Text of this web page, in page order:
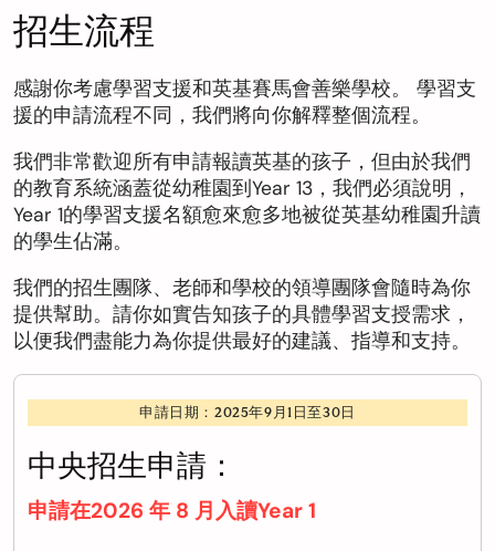
招生流程
感謝你考慮學習支援和英基賽馬會善樂學校。 學習支
援的申請流程不同，我們將向你解釋整個流程。
我們非常歡迎所有申請報讀英基的孩子，但由於我們
的教育系統涵蓋從幼稚園到Year 13，我們必須說明，
Year 1的學習支援名額愈來愈多地被從英基幼稚園升讀
的學生佔滿。
我們的招生團隊、老師和學校的領導團隊會隨時為你
提供幫助。請你如實告知孩子的具體學習支授需求，
以便我們盡能力為你提供最好的建議、指導和支持。
申請日期：2025年9月1日至30日
中央招生申請：
申請在2026 年 8 月入讀Year 1